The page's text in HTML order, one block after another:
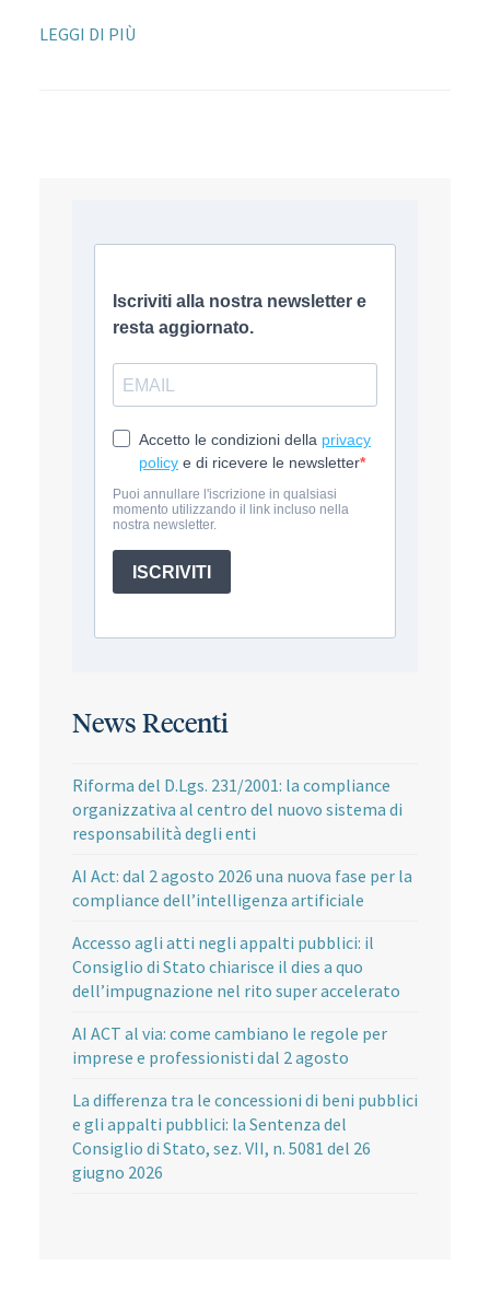
LEGGI DI PIÙ
News Recenti
Riforma del D.Lgs. 231/2001: la compliance
organizzativa al centro del nuovo sistema di
responsabilità degli enti
AI Act: dal 2 agosto 2026 una nuova fase per la
compliance dell’intelligenza artificiale
Accesso agli atti negli appalti pubblici: il
Consiglio di Stato chiarisce il dies a quo
dell’impugnazione nel rito super accelerato
AI ACT al via: come cambiano le regole per
imprese e professionisti dal 2 agosto
La differenza tra le concessioni di beni pubblici
e gli appalti pubblici: la Sentenza del
Consiglio di Stato, sez. VII, n. 5081 del 26
giugno 2026